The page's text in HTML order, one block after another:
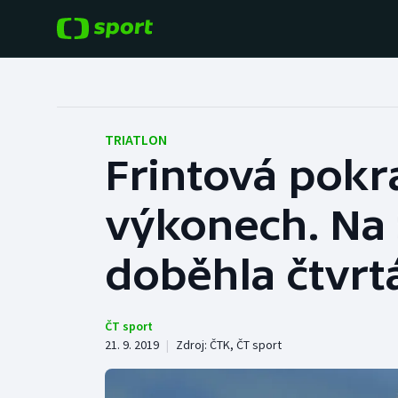
Hokej
Tenis
Atletika
Baseball a softbal
Basketbal
Biatlon
TRIATLON
Frintová
výkonech. Na
doběhla
ČT sport
21. 9. 2019 | Zdroj: ČTK, ČT sport